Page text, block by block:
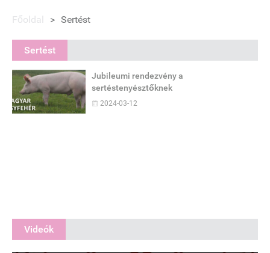
Főoldal > Sertést
Sertést
Jubileumi rendezvény a
sertéstenyésztőknek
2024-03-12
Videók